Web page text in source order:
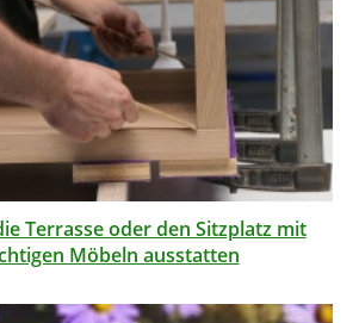
Terrasse oder den Sitzplatz mit
Möbeln ausstatten